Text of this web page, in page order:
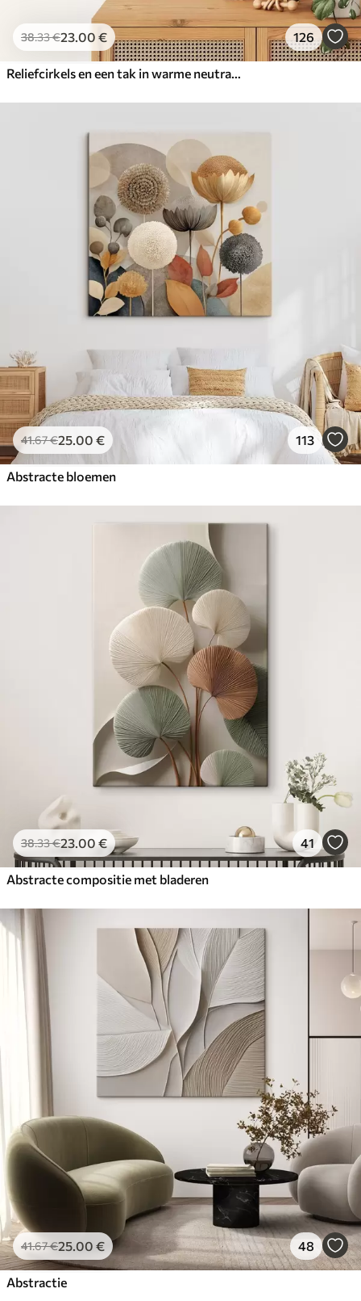
38.33€23.00 € 126
Reliefcirkels en een tak in warme neutrale tinten
41.67€25.00 € 113
Abstracte bloemen
38.33€23.00 € 41
Abstracte compositie met bladeren
41.67€25.00 € 48
Abstractie